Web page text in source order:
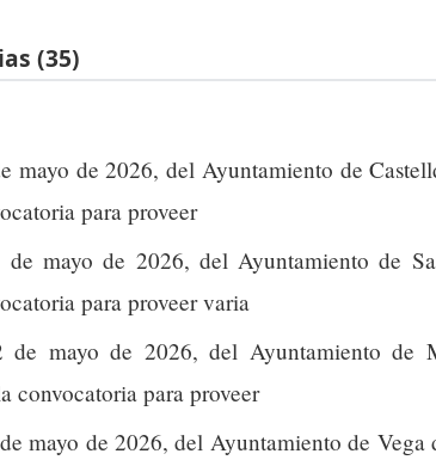
(35)
mayo de 2026, del Ayuntamiento de
para proveer
mayo de 2026, del Ayuntamiento de
para proveer varia
de mayo de 2026, del Ayuntamiento de
convocatoria para proveer
mayo de 2026, del Ayuntamiento de Vega